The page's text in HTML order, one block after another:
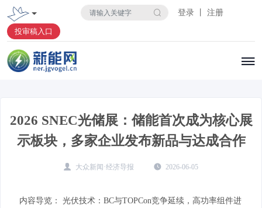
登录 丨 注册
投审稿入口
2026 SNEC光储展：储能首次成为核心展
示板块，多家企业发布新品与达成合作
大众新闻·经济导报 2026-06-05
内容导览： 光伏技术：BC与TOPCon竞争延续，高功率组件进